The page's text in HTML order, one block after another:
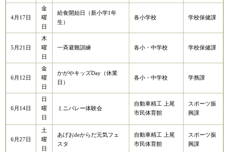
4月17日
金
曜
日
給食開始日（新小学1年
生）
各小学校 学校保健課
5月21日
木
曜
日
一斉避難訓練 各小・中学校 学校保健課
6月12日
金
曜
日
かがやキッズDay（休業
日）
各小・中学校 学務課
6月14日
日
曜
日
ミニバレー体験会
自動車精工 上尾
市民体育館
スポーツ振
興課
6月27日
土
曜
日
あげおdeからだ元気フェ
スタ​
自動車精工 上尾
市民体育館​
スポーツ振
興課